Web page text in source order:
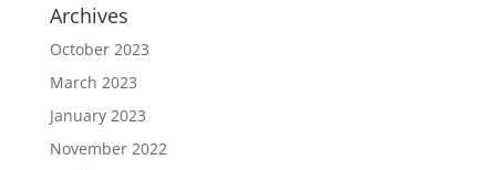
Archives
October 2023
March 2023
January 2023
November 2022